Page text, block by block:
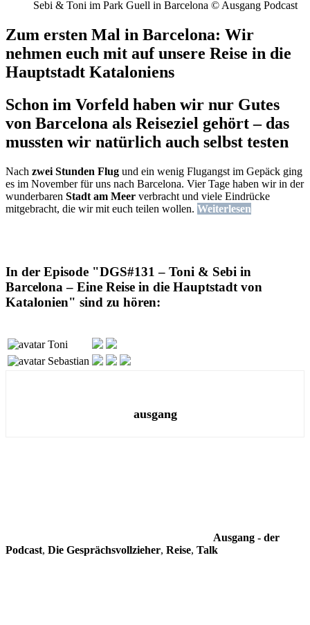
Sebi & Toni im Park Guell in Barcelona © Ausgang Podcast
Zum ersten Mal in Barcelona: Wir
nehmen euch mit auf unsere Reise in die
Hauptstadt Kataloniens
Schon im Vorfeld haben wir nur Gutes
von Barcelona als Reiseziel gehört – das
mussten wir natürlich auch selbst testen
Nach zwei Stunden Flug und ein wenig Flugangst im Gepäck ging
es im November für uns nach Barcelona. Vier Tage haben wir in der
wunderbaren Stadt am Meer verbracht und viele Eindrücke
mitgebracht, die wir mit euch teilen wollen. Weiterlesen
In der Episode "DGS#131 – Toni & Sebi in
Barcelona – Eine Reise in die Hauptstadt von
Katalonien" sind zu hören:
Toni
Sebastian
ausgang
Ausgang - der
Podcast, Die Gesprächsvollzieher, Reise, Talk